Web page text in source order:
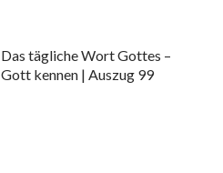
Das tägliche Wort Gottes –
Gott kennen | Auszug 99